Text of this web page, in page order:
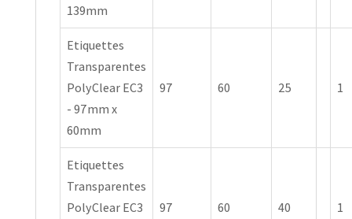
139mm
Etiquettes
Transparentes
PolyClear EC3
- 97mm x
60mm
97 60 25 1
Etiquettes
Transparentes
PolyClear EC3
97 60 40 1